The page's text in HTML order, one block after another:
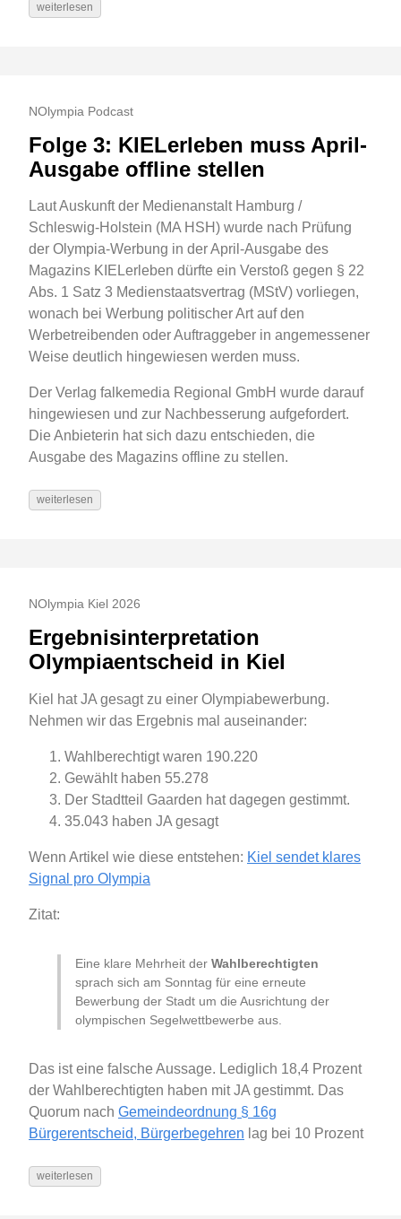
weiterlesen
NOlympia Podcast
Folge 3: KIELerleben muss April-
Ausgabe offline stellen
Laut Auskunft der Medienanstalt Hamburg /
Schleswig-Holstein (MA HSH) wurde nach Prüfung
der Olympia-Werbung in der April-Ausgabe des
Magazins KIELerleben dürfte ein Verstoß gegen § 22
Abs. 1 Satz 3 Medienstaatsvertrag (MStV) vorliegen,
wonach bei Werbung politischer Art auf den
Werbetreibenden oder Auftraggeber in angemessener
Weise deutlich hingewiesen werden muss.
Der Verlag falkemedia Regional GmbH wurde darauf
hingewiesen und zur Nachbesserung aufgefordert.
Die Anbieterin hat sich dazu entschieden, die
Ausgabe des Magazins offline zu stellen.
weiterlesen
NOlympia Kiel 2026
Ergebnisinterpretation
Olympiaentscheid in Kiel
Kiel hat JA gesagt zu einer Olympiabewerbung.
Nehmen wir das Ergebnis mal auseinander:
Wahlberechtigt waren 190.220
Gewählt haben 55.278
Der Stadtteil Gaarden hat dagegen gestimmt.
35.043 haben JA gesagt
Wenn Artikel wie diese entstehen: Kiel sendet klares
Signal pro Olympia
Zitat:
Eine klare Mehrheit der Wahlberechtigten
sprach sich am Sonntag für eine erneute
Bewerbung der Stadt um die Ausrichtung der
olympischen Segelwettbewerbe aus.
Das ist eine falsche Aussage. Lediglich 18,4 Prozent
der Wahlberechtigten haben mit JA gestimmt. Das
Quorum nach Gemeindeordnung § 16g
Bürgerentscheid, Bürgerbegehren lag bei 10 Prozent
weiterlesen